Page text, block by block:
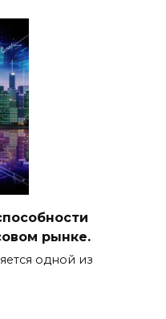
рынке.
одной из